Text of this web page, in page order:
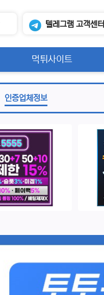
텔레그램 고객센터
먹튀사이트
인증업체정보